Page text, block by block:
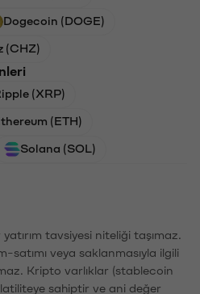
Dogecoin (DOGE)
(CHZ)
(XRP)
(ETH)
Solana (SOL)
tavsiyesi niteliği taşımaz.
satımı veya saklanmasıyla ilgili
Kripto varlıklar (stablecoin
sahiptir ve ani değer